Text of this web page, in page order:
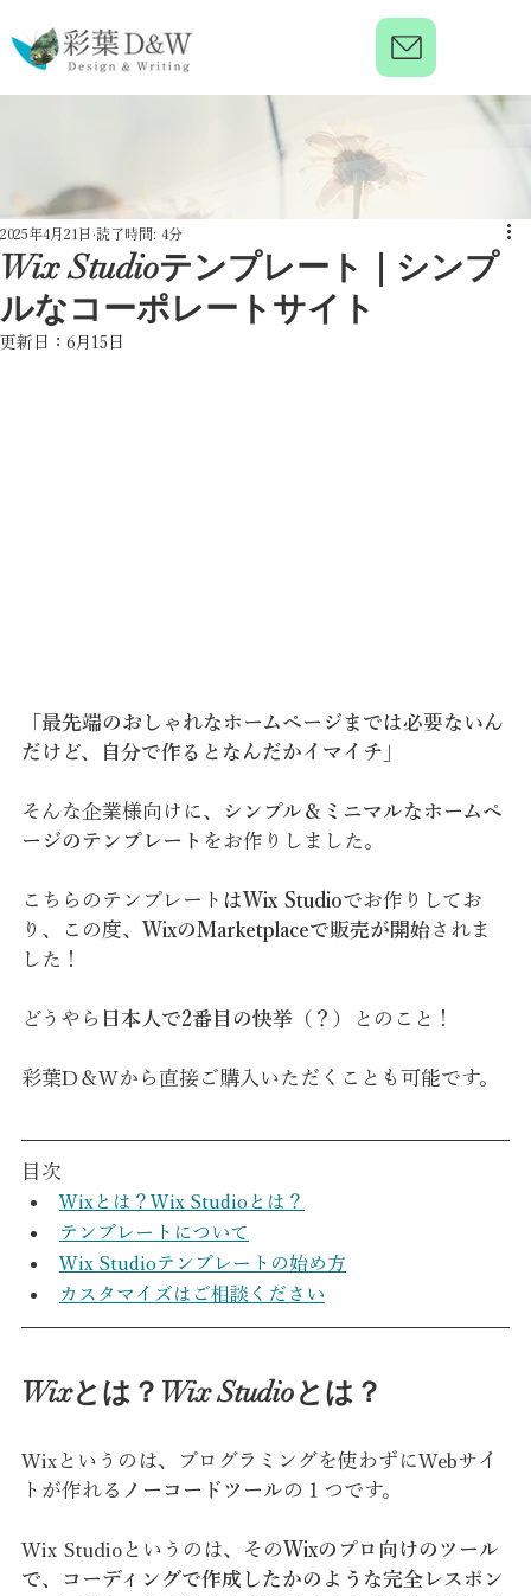
Wix Studioテンプレート｜シンプ
ルなコーポレートサイト
2025年4月21日 読了時間: 4分
更新日： 6月15日
「最先端のおしゃれなホームページまでは必要ないん
だけど、自分で作るとなんだかイマイチ」
そんな企業様向けに、
シンプル＆ミニマルなホームペ
ージのテンプレート をお作りしました。
こちらのテンプレート はWix Studioでお作りしてお
り、この度、 WixのMarketplaceで販売が開始されま
した！
どうやら 日本人で2番目の快挙（？） とのこと！
彩葉D＆Wから直接ご購入いただくことも可能です。
目次
Wixとは？Wix Studioとは？
テンプレートについて
Wix Studioテンプレートの始め方
カスタマイズはご相談ください
Wixとは？Wix Studioとは？
Wixというのは、プログラミングを使わずにWebサイ
トが作れる ノーコードツールの１つです。
Wix Studioというのは、そのWixのプロ向けのツール
で、コーディングで作成したかのような完全レスポン